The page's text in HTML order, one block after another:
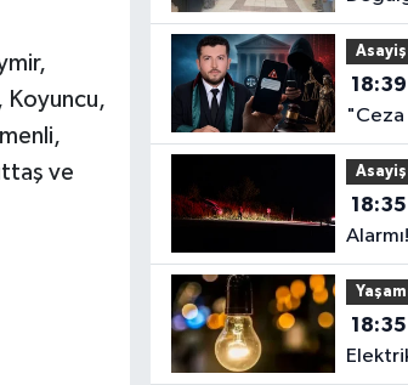
Koyuncu,
ve
Asayiş
18:39
"Ceza
Sakın
Asayiş
18:35
Yaşam
18:35